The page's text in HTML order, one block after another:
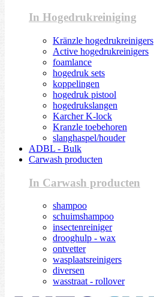
In Hogedrukreiniging
Kränzle hogedrukreinigers
Active hogedrukreinigers
foamlance
hogedruk sets
koppelingen
hogedruk pistool
hogedrukslangen
Karcher K-lock
Kranzle toebehoren
slanghaspel/houder
ADBL - Bulk
Carwash producten
In Carwash producten
shampoo
schuimshampoo
insectenreiniger
drooghulp - wax
ontvetter
wasplaatsreinigers
diversen
wasstraat - rollover